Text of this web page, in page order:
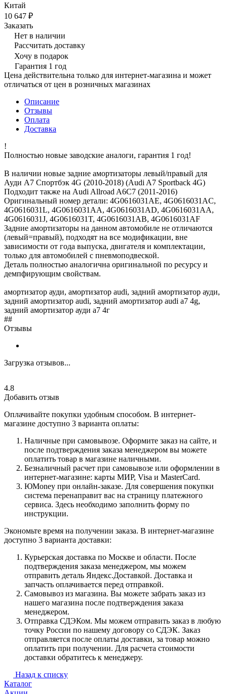
Китай
10 647 ₽
Заказать
Нет в наличии
Рассчитать доставку
Хочу в подарок
Гарантия 1 год
Цена действительна только для интернет-магазина и может
отличаться от цен в розничных магазинах
Описание
Отзывы
Оплата
Доставка
!
Полностью новые заводские аналоги, гарантия 1 год!
В наличии новые задние амортизаторы левый/правый для
Ауди А7 Спортбэк 4G (2010-2018) (Audi A7 Sportback 4G)
Подходит также на Audi Allroad A6C7 (2011-2016)
Оригинальный номер детали: 4G0616031AE, 4G0616031AC,
4G0616031L, 4G0616031AA, 4G0616031AD, 4G0616031AA,
4G0616031J, 4G0616031T, 4G0616031AB, 4G0616031AF
Задние амортизаторы на данном автомобиле не отличаются
(левый=правый), подходят на все модификации, вне
зависимости от года выпуска, двигателя и комплектации,
только для автомобилей с пневмоподвеской.
Деталь полностью аналогична оригинальной по ресурсу и
демпфирующим свойствам.
амортизатор ауди, амортизатор audi, задний амортизатор ауди,
задний амортизатор audi, задний амортизатор audi a7 4g,
задний амортизатор ауди а7 4г
##
Отзывы
Загрузка отзывов...
4.8
Добавить отзыв
Оплачивайте покупки удобным способом. В интернет-
магазине доступно 3 варианта оплаты:
Наличные при самовывозе. Оформите заказ на сайте, и
после подтверждения заказа менеджером вы можете
оплатить товар в магазине наличными.
Безналичный расчет при самовывозе или оформлении в
интернет-магазине: карты МИР, Visa и MasterCard.
ЮMoney при онлайн-заказе. Для совершения покупки
система перенаправит вас на страницу платежного
сервиса. Здесь необходимо заполнить форму по
инструкции.
Экономьте время на получении заказа. В интернет-магазине
доступно 3 варианта доставки:
Курьерская доставка по Москве и области. После
подтверждения заказа менеджером, мы можем
отправить деталь Яндекс.Доставкой. Доставка и
запчасть оплачивается перед отправкой.
Самовывоз из магазина. Вы можете забрать заказ из
нашего магазина после подтверждения заказа
менеджером.
Отправка СДЭКом. Мы можем отправить заказ в любую
точку России по нашему договору со СДЭК. Заказ
отправляется после оплаты доставки, за товар можно
оплатить при получении. Для расчета стоимости
доставки обратитесь к менеджеру.
Назад к списку
Каталог